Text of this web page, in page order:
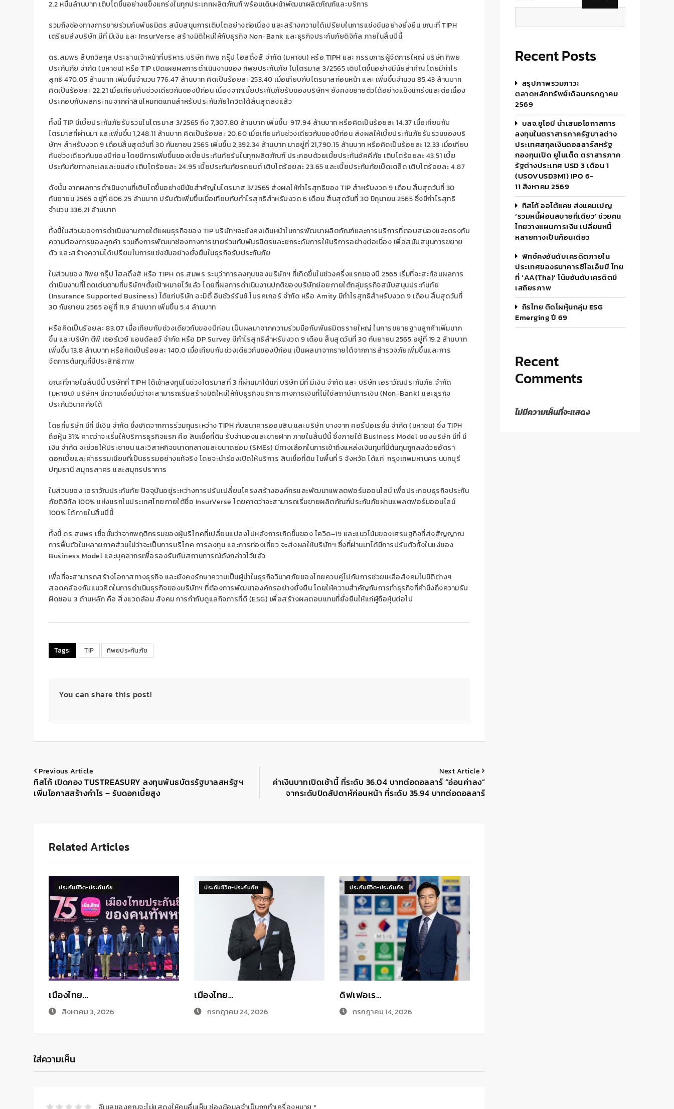
2.2 หมื่นล้านบาท เติบโตขึ้นอย่างแข็งแกร่งในทุกประเภทผลิตภัณฑ์ พร้อมเดินหน้าพัฒนาผลิตภัณฑ์และบริการ
รวมถึงช่องทางการขายร่วมกับพันธมิตร สนับสนุนการเติบโตอย่างต่อเนื่อง และสร้างความได้เปรียบในการแข่งขันอย่างยั่งยืน ขณะที่TIPH
เตรียมส่งบริษัท มีที่ มีเงิน และInsurVerse สร้างมิติใหม่ให้กับธุรกิจNon-Bank และธุรกิจประกันภัยดิจิทัล ภายในสิ้นปีนี้
ดร.สมพร สืบถวิลกุล ประธานเจ้าหน้าที่บริหาร บริษัท ทิพย กรุ๊ป โฮลดิ้งส์ จำกัด (มหาชน) หรือ TIPH และ กรรมการผู้จัดการใหญ่ บริษัท ทิพย
ประกันภัย จำกัด (มหาชน) หรือ TIP เปิดเผยผลการดำเนินงานของ ทิพยประกันภัย ในไตรมาส 3/2565 เติบโตขึ้นอย่างมีนัยสำคัญ โดยมีกำไร
สุทธิ 470.05 ล้านบาท เพิ่มขึ้นจำนวน 776.47 ล้านบาท คิดเป็นร้อยละ 253.40 เมื่อเทียบกับไตรมาสก่อนหน้า และ เพิ่มขึ้นจำนวน 85.43 ล้านบาท
คิดเป็นร้อยละ 22.21 เมื่อเทียบกับช่วงเดียวกันของปีก่อน เนื่องจากเบี้ยประกันภัยรับของบริษัทฯ ยังคงขยายตัวได้อย่างแข็งแกร่งและต่อเนื่อง
ประกอบกับผลกระทบจากค่าสินไหมทดแทนสำหรับประกันภัยโควิดได้สิ้นสุดลงแล้ว
ทั้งนี้TIP มีเบี้ยประกันภัยรับรวมในไตรมาส 3/2565 ถึง 7,307.80 ล้านบาท เพิ่มขึ้น 917.94 ล้านบาท หรือคิดเป็นร้อยละ 14.37 เมื่อเทียบกับ
ไตรมาสที่ผ่านมา และเพิ่มขึ้น 1,248.11 ล้านบาท คิดเป็นร้อยละ 20.60 เมื่อเทียบกับช่วงเดียวกันของปีก่อน ส่งผลให้เบี้ยประกันภัยรับรวมของบริ
ษัทฯ สำหรับงวด 9 เดือนสิ้นสุดวันที่ 30 กันยายน 2565 เพิ่มขึ้น 2,392.34 ล้านบาท มาอยู่ที่ 21,790.15 ล้านบาท หรือคิดเป็นร้อยละ 12.33 เมื่อเทียบ
กับช่วงเดียวกันของปีก่อน โดยมีการเพิ่มขึ้นของเบี้ยประกันภัยรับในทุกผลิตภัณฑ์ ประกอบด้วยเบี้ยประกันอัคคีภัย เติบโตร้อยละ 43.51 เบี้ย
ประกันภัยทางทะเลและขนส่ง เติบโตร้อยละ 24.95 เบี้ยประกันภัยรถยนต์ เติบโตร้อยละ 23.65 และเบี้ยประกันภัยเบ็ดเตล็ด เติบโตร้อยละ 4.87
ดังนั้น จากผลการดำเนินงานที่เติบโตขึ้นอย่างมีนัยสำคัญในไตรมาส 3/2565 ส่งผลให้กำไรสุทธิของTIP สำหรับงวด 9 เดือน สิ้นสุดวันที่ 30
กันยายน 2565 อยู่ที่ 806.25 ล้านบาท ปรับตัวเพิ่มขึ้นเมื่อเทียบกับกำไรสุทธิสำหรับงวด 6 เดือน สิ้นสุดวันที่ 30 มิถุนายน 2565 ซึ่งมีกำไรสุทธิ
จำนวน 336.21 ล้านบาท
ทั้งนี้ในส่วนของการดำเนินงานภายใต้แผนธุรกิจของTIP บริษัทฯจะยังคงเดินหน้าในการพัฒนาผลิตภัณฑ์และการบริการที่ตอบสนองและตรงกับ
ความต้องการของลูกค้า รวมถึงการพัฒนาช่องทางการขายร่วมกับพันธมิตรและยกระดับการให้บริการอย่างต่อเนื่อง เพื่อสนับสนุนการขยาย
ตัว และสร้างความได้เปรียบในการแข่งขันอย่างยั่งยืนในธุรกิจรับประกันภัย
ในส่วนของ ทิพย กรุ๊ป โฮลดิ้งส์ หรือ TIPH ดร.สมพร ระบุว่าการลงทุนของบริษัทฯ ที่เกิดขึ้นในช่วงครึ่งแรกของปี 2565 เริ่มที่จะสะท้อนผลการ
ดำเนินงานที่โดดเด่นตามที่บริษัทฯตั้งเป้าหมายไว้แล้ว โดยที่ผลการดำเนินงานปกติของบริษัทย่อยภายใต้กลุ่มธุรกิจสนับสนุนประกันภัย
(Insurance Supported Business) ได้แก่บริษัท อะมิตี้ อินชัวร์รันซ์ โบรคเกอร์ จำกัด หรือ Amity มีกำไรสุทธิสำหรับงวด 9 เดือน สิ้นสุดวันที่
30 กันยายน 2565 อยู่ที่ 11.9 ล้านบาท เพิ่มขึ้น 5.4 ล้านบาท
หรือคิดเป็นร้อยละ 83.07 เมื่อเทียบกับช่วงเดียวกันของปีก่อน เป็นผลมาจากความร่วมมือกับพันธมิตรรายใหญ่ ในการขยายฐานลูกค้าเพิ่มมาก
ขึ้น และบริษัท ดีพี เซอร์เวย์ แอนด์ลอว์ จำกัด หรือ DP Survey มีกำไรสุทธิสำหรับงวด 9 เดือน สิ้นสุดวันที่ 30 กันยายน 2565 อยู่ที่ 19.2 ล้านบาท
เพิ่มขึ้น 13.8 ล้านบาท หรือคิดเป็นร้อยละ 140.0 เมื่อเทียบกับช่วงเดียวกันของปีก่อน เป็นผลมาจากรายได้จากการสำรวจภัยเพิ่มขึ้นและการ
จัดการต้นทุนที่มีประสิทธิภาพ
ขณะที่ภายในสิ้นปีนี้ บริษัทที่TIPHได้เข้าลงทุนในช่วงไตรมาสที่ 3 ที่ผ่านมาได้แก่ บริษัท มีที่ มีเงิน จำกัด และ บริษัท เอราวัณประกันภัย จำกัด
(มหาชน) บริษัทฯ มีความเชื่อมั่นว่าจะสามารถเริ่มสร้างมิติใหม่ให้กับธุรกิจบริการทางการเงินที่ไม่ใช่สถาบันการเงิน (Non-Bank) และธุรกิจ
ประกันวินาศภัยได้
โดยที่บริษัท มีที่ มีเงิน จำกัด ซึ่งเกิดจากการร่วมทุนระหว่างTIPHกับธนาคารออมสิน และบริษัท บางจาก คอร์ปอเรชั่น จำกัด (มหาชน) ซึ่งTIPH
ถือหุ้น 31% คาดว่าจะเริ่มให้บริการธุรกิจแรก คือ สินเชื่อที่ดิน รับจำนองและขายฝาก ภายในสิ้นปีนี้ ซึ่งภายใต้Business Model ของบริษัท มีที่ มี
เงิน จำกัด จะช่วยให้ประชาชน และวิสาหกิจขนาดกลางและขนาดย่อม (SMEs) มีทางเลือกในการเข้าถึงแหล่งเงินทุนที่มีต้นทุนถูกลงด้วยอัตรา
ดอกเบี้ยและค่าธรรมเนียมที่เป็นธรรมอย่างแท้จริง โดยจะนำร่องเปิดให้บริการ สินเชื่อที่ดิน ในพื้นที่ 5 จังหวัด ได้แก่ กรุงเทพมหานคร นนทบุรี
ปทุมธานี สมุทรสาคร และสมุทรปราการ
ในส่วนของ เอราวัณประกันภัย ปัจจุบันอยู่ระหว่างการปรับเปลี่ยนโครงสร้างองค์กรและพัฒนาแพลตฟอร์มออนไลน์ เพื่อประกอบธุรกิจประกัน
ภัยดิจิทัล 100% แห่งแรกในประเทศไทยภายใต้ชื่อ InsurVerse โดยคาดว่าจะสามารถเริ่มขายผลิตภัณฑ์ประกันภัยผ่านแพลตฟอร์มออนไลน์
100% ได้ภายในสิ้นปีนี้
ทั้งนี้ ดร.สมพร เชื่อมั่นว่าจากพฤติกรรมของผู้บริโภคที่เปลี่ยนแปลงไปหลังการเกิดขึ้นของโควิด–19 และแนวโน้มของเศรษฐกิจที่ส่งสัญญาณ
การฟื้นตัวในหลายภาคส่วนไม่ว่าจะเป็นการบริโภค การลงทุน และการท่องเที่ยว จะส่งผลให้บริษัทฯ ซึ่งที่ผ่านมาได้มีการปรับตัวทั้งในแง่ของ
Business Model และบุคลากรเพื่อรองรับกับสถานการณ์ดังกล่าวไว้แล้ว
เพื่อที่จะสามารถสร้างโอกาสทางธุรกิจ และยังคงรักษาความเป็นผู้นำในธุรกิจวินาศภัยของไทยควบคู่ไปกับการช่วยเหลือสังคมในมิติต่างๆ
สอดคล้องกับแนวคิดในการดำเนินธุรกิจของบริษัทฯ ที่ต้องการพัฒนาองค์กรอย่างยั่งยืน โดยให้ความสำคัญกับการทำธุรกิจที่คำนึงถึงความรับ
ผิดชอบ 3 ด้านหลัก คือ สิ่งแวดล้อม สังคม การกำกับดูแลกิจการที่ดี (ESG) เพื่อสร้างผลตอบแทนที่ยั่งยืนให้แก่ผู้ถือหุ้นต่อไป
Tags: TIP ทิพยประกันภัย
You can share this post!
Previous Article
ทิสโก้ เปิดกอง TUSTREASURY ลงทุนพันธบัตรรัฐบาลสหรัฐฯ
เพิ่มโอกาสสร้างกำไร – รับดอกเบี้ยสูง
Next Article
ค่าเงินบาทเปิดเช้านี้ ที่ระดับ 36.04 บาทต่อดอลลาร์ “อ่อนค่าลง”
จากระดับปิดสัปดาห์ก่อนหน้า ที่ระดับ 35.94 บาทต่อดอลลาร์
Related Articles
ประกันชีวิต-ประกันภัย
เมืองไทย…
สิงหาคม 3, 2026
ประกันชีวิต-ประกันภัย
เมืองไทย…
กรกฎาคม 24, 2026
ประกันชีวิต-ประกันภัย
ดิฟเฟอเร…
กรกฎาคม 14, 2026
ใส่ความเห็น
Recent Posts
สรุปภาพรวมภาวะ
ตลาดหลักทรัพย์เดือนกรกฎาคม
2569
บลจ.ยูโอบี นำเสนอโอกาสการ
ลงทุนในตราสารภาครัฐบาลต่าง
ประเทศสกุลเงินดอลลาร์สหรัฐ
กองทุนเปิด ยูไนเต็ด ตราสารภาค
รัฐต่างประเทศ USD 3 เดือน 1
(USOVUSD3M1) IPO 6-
11 สิงหาคม 2569
ทิสโก้ ออโต้แคช ส่งแคมเปญ
‘รวมหนี้ผ่อนสบายที่เดียว’ ช่วยคน
ไทยวางแผนการเงิน เปลี่ยนหนี้
หลายทางเป็นก้อนเดียว
ฟิทช์คงอันดับเครดิตภายใน
ประเทศของธนาคารซีไอเอ็มบี ไทย
ที่ ‘AA(tha)’ โน้มอันดับเครดิตมี
เสถียรภาพ
ถิรไทย ติดโผหุ้นกลุ่ม ESG
Emerging ปี 69
Recent
Comments
ไม่มีความเห็นที่จะแสดง